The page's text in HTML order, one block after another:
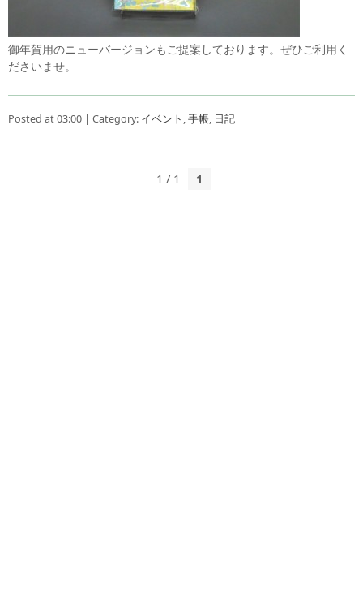
御年賀用のニューバージョンもご提案しております。ぜひご利用く
ださいませ。
Posted at 03:00 | Category: イベント ,手帳, 日記
1 / 1 1